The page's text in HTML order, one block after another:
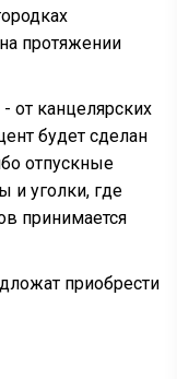
протяжении
от канцелярских
будет сделан
отпускные
и уголки, где
принимается
приобрести